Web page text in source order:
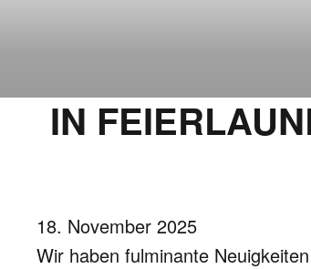
IN
18. November 2025
Wir haben fulminante